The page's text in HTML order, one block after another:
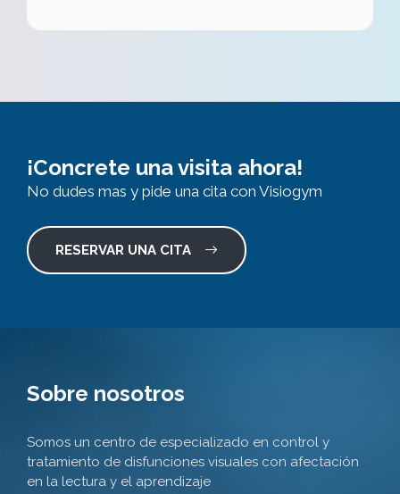
¡Concrete una visita ahora!
No dudes mas y pide una cita con Visiogym
RESERVAR UNA CITA
Sobre nosotros
Somos un centro de especializado en control y
tratamiento de disfunciones visuales con afectación
en la lectura y el aprendizaje